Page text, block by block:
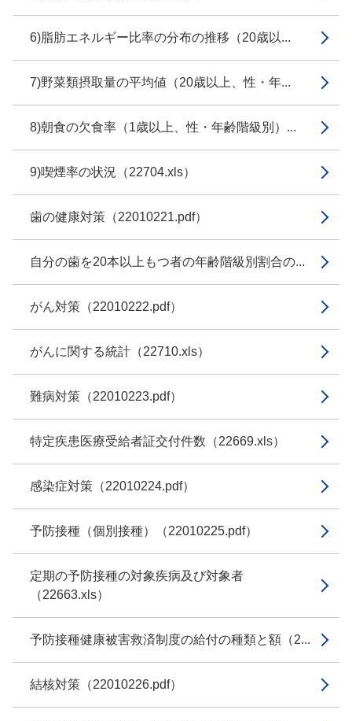
6)脂肪エネルギー比率の分布の推移（20歳以...
7)野菜類摂取量の平均値（20歳以上、性・年...
8)朝食の欠食率（1歳以上、性・年齢階級別）...
9)喫煙率の状況（22704.xls）
歯の健康対策（22010221.pdf）
自分の歯を20本以上もつ者の年齢階級別割合の...
がん対策（22010222.pdf）
がんに関する統計（22710.xls）
難病対策（22010223.pdf）
特定疾患医療受給者証交付件数（22669.xls）
感染症対策（22010224.pdf）
予防接種（個別接種）（22010225.pdf）
定期の予防接種の対象疾病及び対象者
（22663.xls）
予防接種健康被害救済制度の給付の種類と額（2...
結核対策（22010226.pdf）